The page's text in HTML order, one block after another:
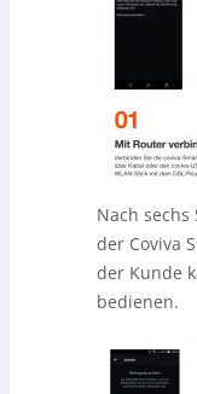
Nach
der Coviva
der Kunde
bedienen.